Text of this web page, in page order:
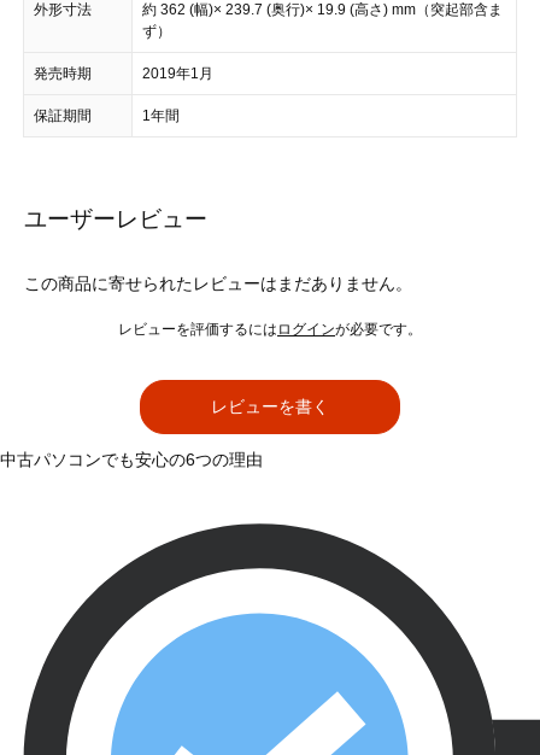
外形寸法
約 362 (幅)× 239.7 (奥行)× 19.9 (高さ) mm（突起部含ま
ず）
発売時期 2019年1月
保証期間 1年間
ユーザーレビュー
この商品に寄せられたレビューはまだありません。
レビューを評価するには ログインが必要です。
レビューを書く
中古パソコンでも安心の6つの理由